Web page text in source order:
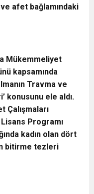
ve afet bağlamındaki
Mükemmeliyet
kapsamında
Travma ve
konusunu ele aldı.
Çalışmaları
Lisans Programı
kadın olan dört
bitirme tezleri